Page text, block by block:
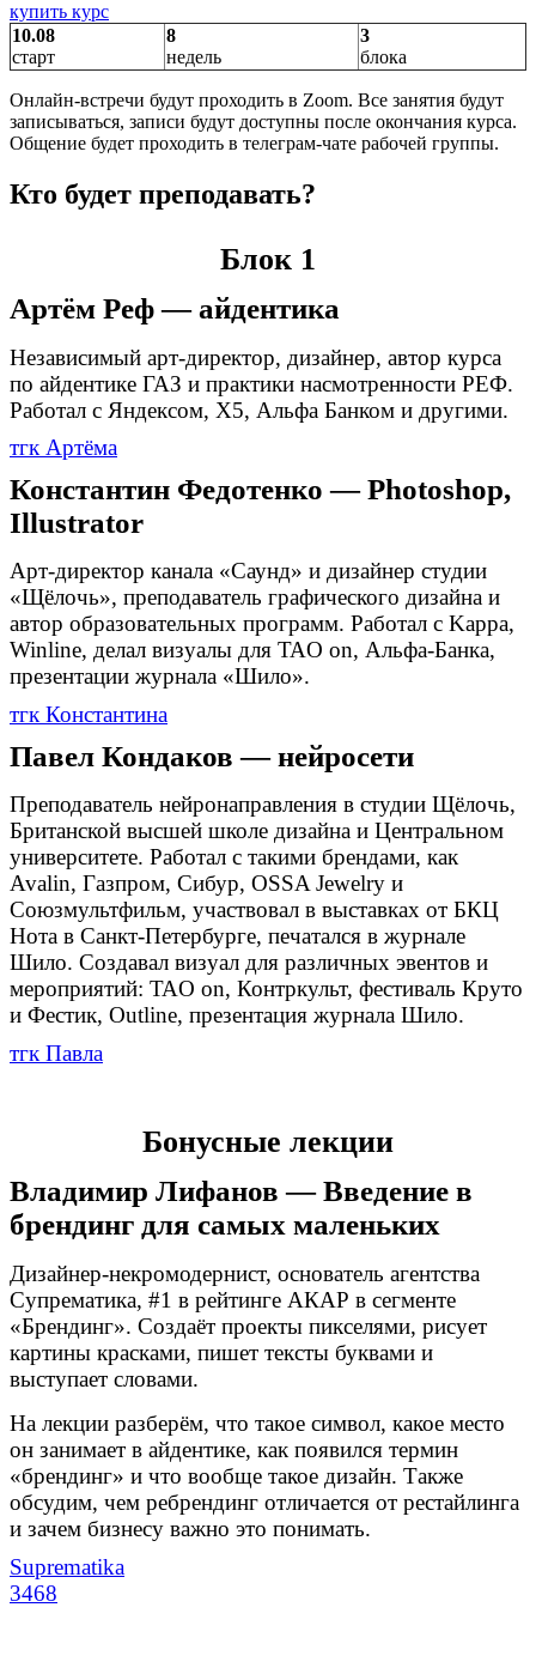
купить курс
10.08
старт
8
недель
3
блока
Онлайн-встречи будут проходить в Zoom. Все занятия будут
записываться, записи будут доступны после окончания курса.
Общение будет проходить в телеграм-чате рабочей группы.
Кто будет преподавать?
Блок 1
Артём Реф — айдентика
Независимый арт-директор, дизайнер, автор курса
по айдентике ГАЗ и практики насмотренности РЕФ.
Работал с Яндексом, X5, Альфа Банком и другими.
тгк Артёма
Константин Федотенко — Photoshop,
Illustrator
Арт-директор канала «Саунд» и дизайнер студии
«Щёлочь», преподаватель графического дизайна и
автор образовательных программ. Работал с Kappa,
Winline, делал визуалы для TAO on, Альфа-Банка,
презентации журнала «Шило».
тгк Константина
Павел Кондаков — нейросети
Преподаватель нейронаправления в студии Щёлочь,
Британской высшей школе дизайна и Центральном
университете. Работал с такими брендами, как
Avalin, Газпром, Сибур, OSSA Jewelry и
Союзмультфильм, участвовал в выставках от БКЦ
Нота в Санкт-Петербурге, печатался в журнале
Шило. Создавал визуал для различных эвентов и
мероприятий: TAO on, Контркульт, фестиваль Круто
и Фестик, Outline, презентация журнала Шило.
тгк Павла
Бонусные лекции
Владимир Лифанов — Введение в
брендинг для самых маленьких
Дизайнер-некромодернист, основатель агентства
Супрематика, #1 в рейтинге АКАР в сегменте
«Брендинг». Создаёт проекты пикселями, рисует
картины красками, пишет тексты буквами и
выступает словами.
На лекции разберём, что такое символ, какое место
он занимает в айдентике, как появился термин
«брендинг» и что вообще такое дизайн. Также
обсудим, чем ребрендинг отличается от рестайлинга
и зачем бизнесу важно это понимать.
Suprematika
3468